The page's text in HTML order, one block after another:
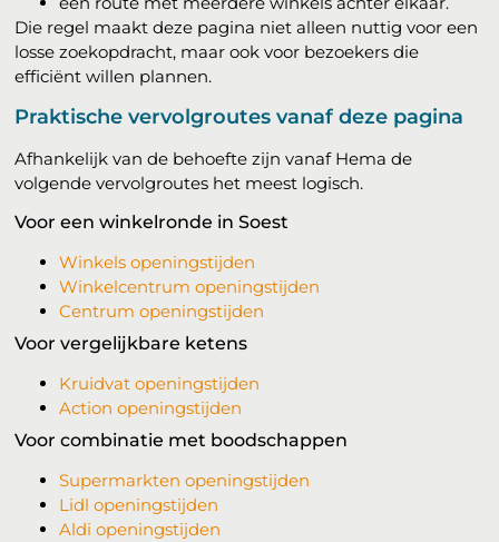
Die regel maakt deze pagina niet alleen nuttig voor een
losse zoekopdracht, maar ook voor bezoekers die
efficiënt willen plannen.
Praktische vervolgroutes vanaf deze pagina
Afhankelijk van de behoefte zijn vanaf Hema de
volgende vervolgroutes het meest logisch.
Voor een winkelronde in Soest
Winkels openingstijden
Winkelcentrum openingstijden
Centrum openingstijden
Voor vergelijkbare ketens
Kruidvat openingstijden
Action openingstijden
Voor combinatie met boodschappen
Supermarkten openingstijden
Lidl openingstijden
Aldi openingstijden